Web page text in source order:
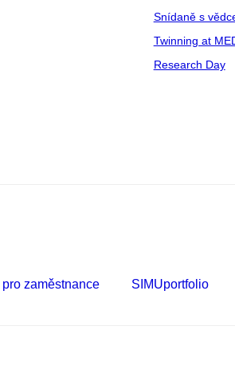
Snídaně s
Twinning at
Research Day
pro zaměstnance SIMUportfolio